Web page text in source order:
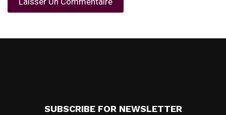
SUBSCRIBE FOR NEWSLETTER